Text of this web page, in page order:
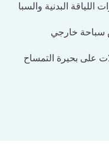
اللياقة البدنية والسبا
خارجي
على بحيرة التمساح